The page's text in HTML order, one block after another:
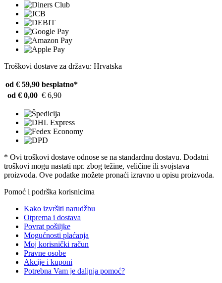
Troškovi dostave za državu: Hrvatska
od € 59,90 besplatno*
od € 0,00 € 6,90
* Ovi troškovi dostave odnose se na standardnu ​​dostavu. Dodatni
troškovi mogu nastati npr. zbog težine, veličine ili svojstava
proizvoda. Ove podatke možete pronaći izravno u opisu proizvoda.
Pomoć i podrška korisnicima
Kako izvršiti narudžbu
Otprema i dostava
Povrat pošiljke
Mogućnosti plaćanja
Moj korisnički račun
Pravne osobe
Akcije i kuponi
Potrebna Vam je daljnja pomoć?